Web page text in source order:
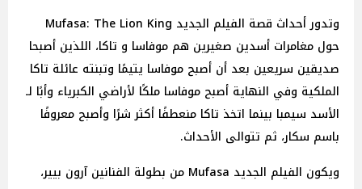
وتدور أحداث قصة الفيلم الجديد Mufasa: The Lion King
حول مغامرات أسدين صغيرين هم موفاسا و تاكا، اللذين أصبحا
صديقين سريعين بعد أن أصبح موفاسا يتيمًا وتبنته عائلة تاكا
الملكية وفي النهاية أصبح موفاسا ملكًا لأراضي الكبرياء وأبًا لـ
الأسد سيمبا بينما اتخذ تاكا منعطفًا أكثر شرًا وأصبح معروفًا
باسم سكار، ثم تتوالى الأحداث.
ويكون الفيلم الجديد Mufasa من بطولة الفنانين آرون بيير،